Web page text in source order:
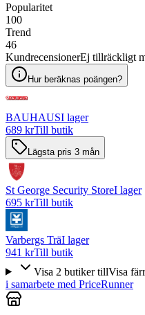
Popularitet
100
Trend
46
KundrecensionerEj tillräckligt
Hur beräknas poängen?
BAUHAUSI lager
689 krTill butik
Lägsta pris 3 mån
St George Security StoreI lager
695 krTill butik
Varbergs TräI lager
941 krTill butik
Visa 2 butiker tillVisa
i samarbete med PriceRunner